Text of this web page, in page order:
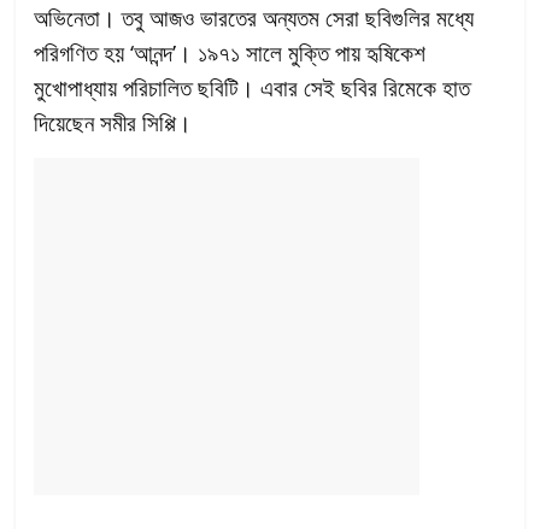
অভিনেতা। তবু আজও ভারতের অন্যতম সেরা ছবিগুলির মধ্যে
পরিগণিত হয় ‘আনন্দ’। ১৯৭১ সালে মুক্তি পায় হৃষিকেশ
মুখোপাধ্যায় পরিচালিত ছবিটি। এবার সেই ছবির রিমেকে হাত
দিয়েছেন সমীর সিপ্পি।